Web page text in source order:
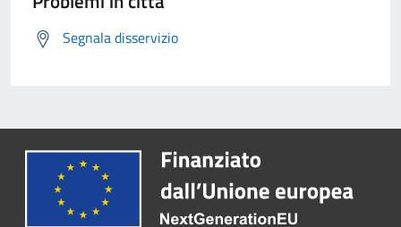
Segnala disservizio